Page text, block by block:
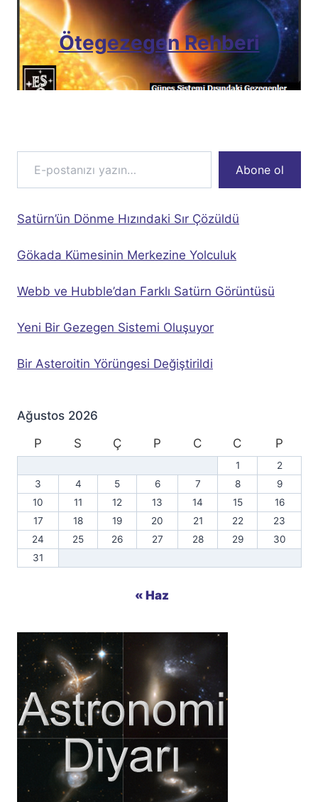
Ötegezegen Rehberi
E-postanızı yazın…
Abone ol
Satürn’ün Dönme Hızındaki Sır Çözüldü
Gökada Kümesinin Merkezine Yolculuk
Webb ve Hubble’dan Farklı Satürn Görüntüsü
Yeni Bir Gezegen Sistemi Oluşuyor
Bir Asteroitin Yörüngesi Değiştirildi
Ağustos 2026
P
S Ç P C C P
1
2
3
4 5 6 7 8
9
10
11 12 13 14 15
16
17
18 19 20 21 22
23
24
25 26 27 28 29
30
31
« Haz